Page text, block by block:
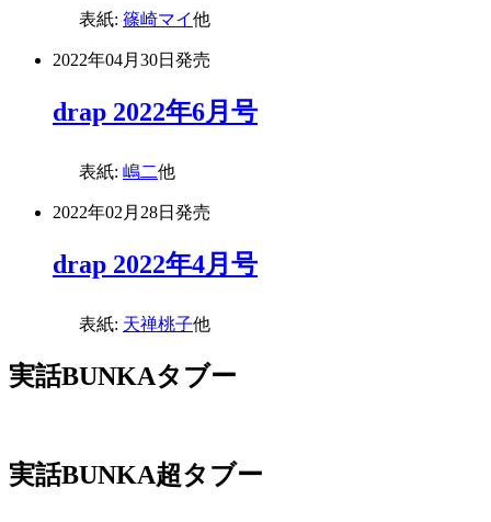
表紙: 篠崎マイ他
2022年04月30日 発売
drap 2022年6月号
表紙: 嶋二他
2022年02月28日 発売
drap 2022年4月号
表紙: 天禅桃子他
実話BUNKAタブー
実話BUNKA超タブー